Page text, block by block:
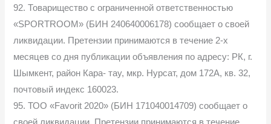
92. Товарищество с ограниченной ответственностью
«SPORTROOM» (БИН 240640006178) сообщает о своей
ликвидации. Претензии принимаются в течение 2-х
месяцев со дня публикации объявления по адресу: РК, г.
Шымкент, район Кара- тау, мкр. Нурсат, дом 172А, кв. 32,
почтовый индекс 160023.
95. ТОО «Favorit 2020» (БИН 171040014709) сообщает о